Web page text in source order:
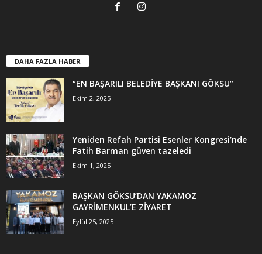
DAHA FAZLA HABER
“EN BAŞARILI BELEDİYE BAŞKANI GÖKSU”
Ekim 2, 2025
Yeniden Refah Partisi Esenler Kongresi’nde
Fatih Barman güven tazeledi
Ekim 1, 2025
BAŞKAN GÖKSU’DAN YAKAMOZ
GAYRİMENKUL’E ZİYARET
Eylül 25, 2025